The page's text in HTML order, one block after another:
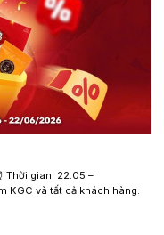
Thời gian: 22.05 –
KGC và tất cả khách hàng.